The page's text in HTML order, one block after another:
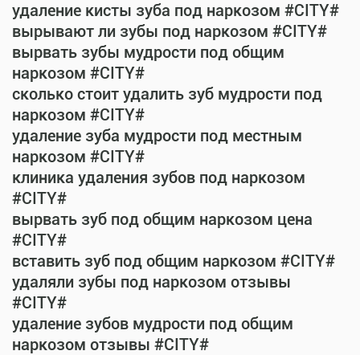
удаление кисты зуба под наркозом #CITY#
вырывают ли зубы под наркозом #CITY#
вырвать зубы мудрости под общим
наркозом #CITY#
сколько стоит удалить зуб мудрости под
наркозом #CITY#
удаление зуба мудрости под местным
наркозом #CITY#
клиника удаления зубов под наркозом
#CITY#
вырвать зуб под общим наркозом цена
#CITY#
вставить зуб под общим наркозом #CITY#
удаляли зубы под наркозом отзывы
#CITY#
удаление зубов мудрости под общим
наркозом отзывы #CITY#